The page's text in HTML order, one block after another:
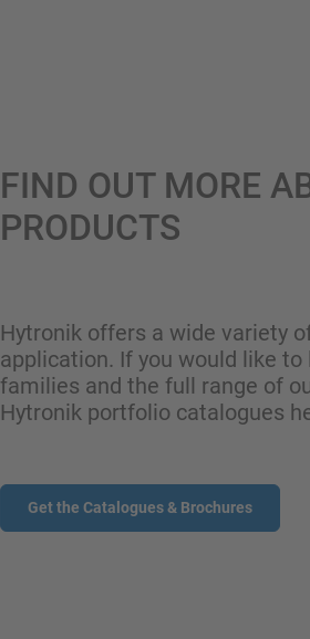
FIND OUT MORE
PRODUCTS
Hytronik offers a wide variety
application. If you would like
families and the full range of
Hytronik portfolio catalogues
Get the Catalogues & Brochures